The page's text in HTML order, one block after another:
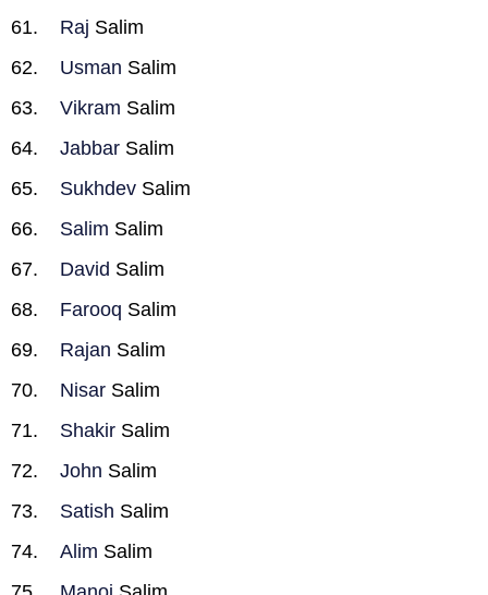
Raj Salim
Usman Salim
Vikram Salim
Jabbar Salim
Sukhdev Salim
Salim Salim
David Salim
Farooq Salim
Rajan Salim
Nisar Salim
Shakir Salim
John Salim
Satish Salim
Alim Salim